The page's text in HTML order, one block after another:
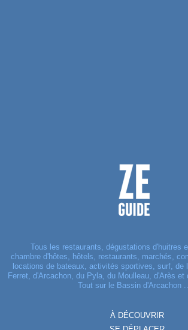
Tous les restaurants, dégustations d'huitres
chambre d'hôtes, hôtels, restaurants, marchés,
locations de bateaux, activités sportives, surf, de
Ferret, d'Arcachon, du Pyla, du Moulleau, d'Arès et
Tout sur le Bassin d'Arcachon
À DÉCOUVRIR